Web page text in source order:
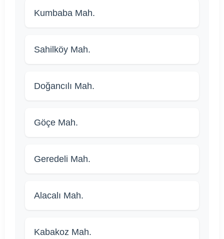
Kumbaba Mah.
Sahilköy Mah.
Doğancılı Mah.
Göçe Mah.
Geredeli Mah.
Alacalı Mah.
Kabakoz Mah.